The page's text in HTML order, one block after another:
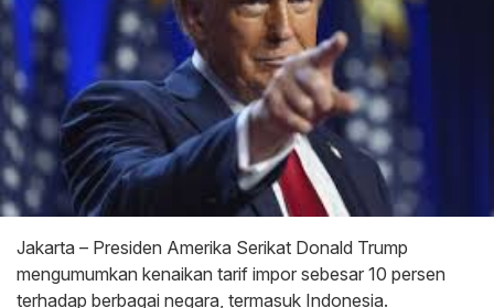
Jakarta – Presiden Amerika Serikat Donald Trump
mengumumkan kenaikan tarif impor sebesar 10 persen
terhadap berbagai negara, termasuk Indonesia.